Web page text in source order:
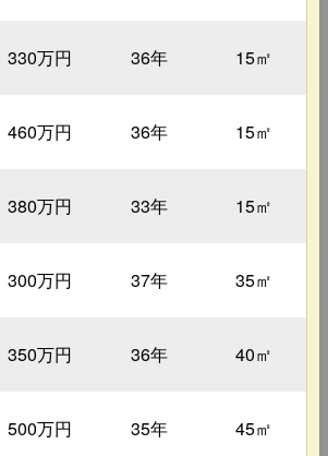
330万円 36年 15㎡
460万円 36年 15㎡
380万円 33年 15㎡
300万円 37年 35㎡
350万円 36年 40㎡
500万円 35年 45㎡